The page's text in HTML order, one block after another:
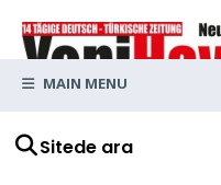
Sitede ara
MAIN MENU